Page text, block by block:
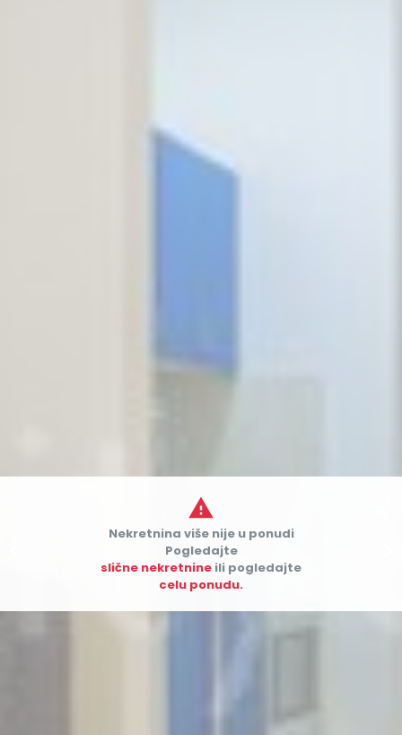

Nekretnina više nije u ponudi
Pogledajte
slične nekretnine ili pogledajte
celu ponudu.